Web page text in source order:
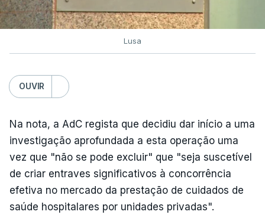
Lusa
OUVIR
Na nota, a AdC regista que decidiu dar início a uma
investigação aprofundada a esta operação uma
vez que "não se pode excluir" que "seja suscetível
de criar entraves significativos à concorrência
efetiva no mercado da prestação de cuidados de
saúde hospitalares por unidades privadas".